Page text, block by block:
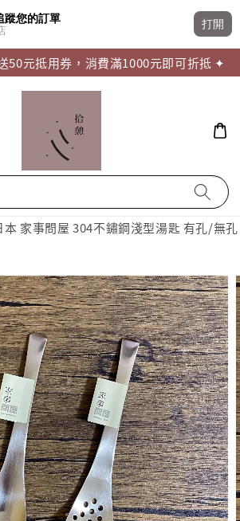
蹤您的訂單 打開
50元抵用券，消費滿1000元即可折抵 ✦
本 家事問屋 304不鏽鋼淺型湯匙 有孔/無孔